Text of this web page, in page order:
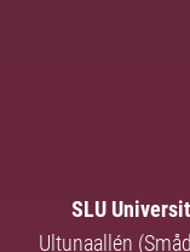
SLU
Ultunaallén